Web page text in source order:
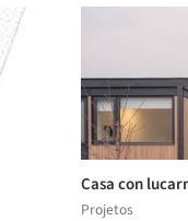
Casa con
Projetos